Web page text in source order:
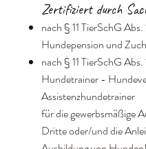
Zertifiziert durch
nach § 11 TierSchG
Hundepension und
nach § 11 TierSchG
Hundetrainer -
Assistenzhundetrainer
für die gewerbsmäßige
Dritte oder/und die